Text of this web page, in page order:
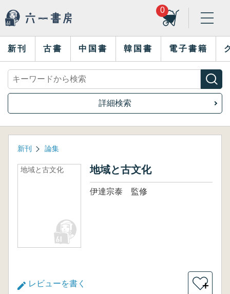
0
新刊 古書 中国書 韓国書 電子書籍
詳細検索
新刊 論集
地域と古文化 地域と古文化
伊達宗泰 監修
レビューを書く ＋